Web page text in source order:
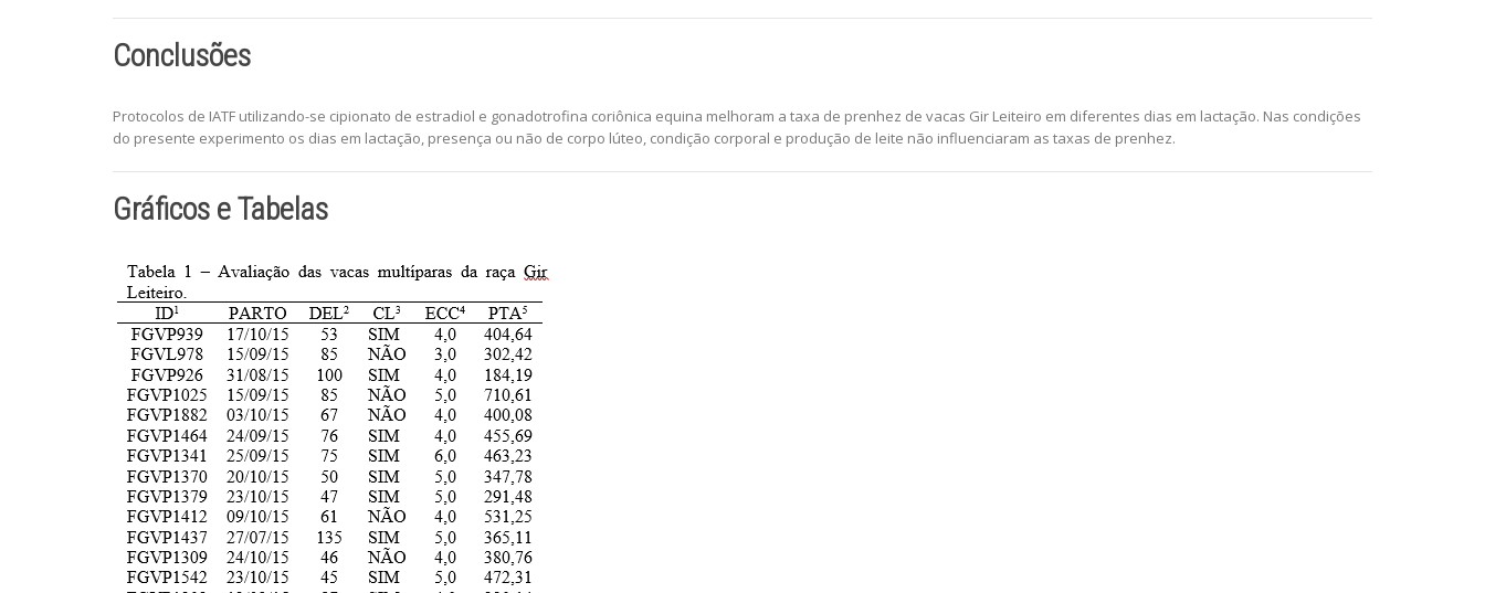
Conclusões
Protocolos de IATF utilizando-se cipionato de estradiol e gonadotrofina coriônica equina melhoram a taxa de prenhez de vacas Gir Leiteiro em diferentes dias em lactação. Nas condições
do presente experimento os dias em lactação, presença ou não de corpo lúteo, condição corporal e produção de leite não influenciaram as taxas de prenhez.
Gráficos e Tabelas